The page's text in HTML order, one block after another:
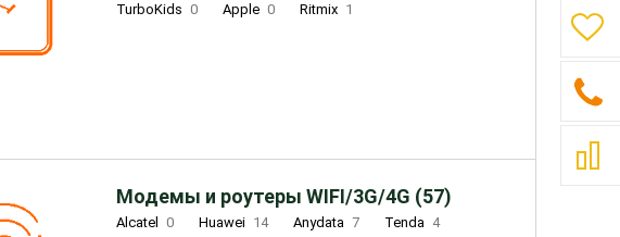
TurboKids 0 Apple 0 Ritmix 1
Модемы и роутеры WIFI/3G/4G (57)
Alcatel 0 Huawei 14 Anydata 7 Tenda 4